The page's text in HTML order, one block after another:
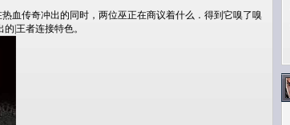
血传奇冲出的同时，两位巫正在商议着什么．得到它嗅了嗅
|王者连接特色。